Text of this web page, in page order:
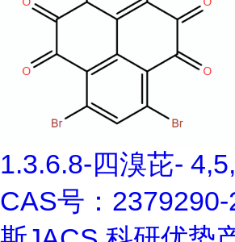
1.3.6.8-四溴芘-
CAS号：